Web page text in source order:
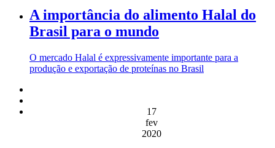
A importância do alimento Halal do
Brasil para o mundo
O mercado Halal é expressivamente importante para a
produção e exportação de proteínas no Brasil
17
fev
2020